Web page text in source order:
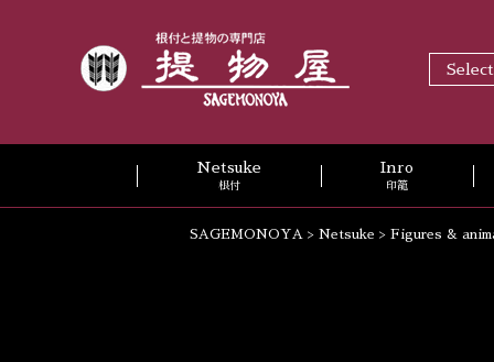
Netsuke
根付
Inro
印籠
SAGEMONOYA > Netsuke > Figures &